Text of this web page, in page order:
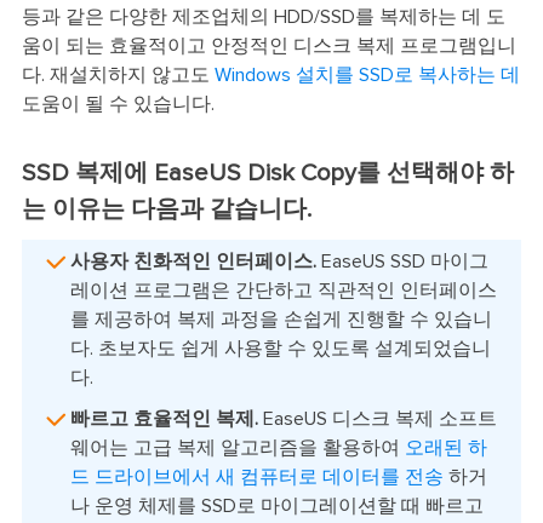
등과 같은 다양한 제조업체의 HDD/SSD를 복제하는 데 도
움이 되는 효율적이고 안정적인 디스크 복제 프로그램입니
다. 재설치하지 않고도 Windows 설치를 SSD로 복사하는 데
도움이 될 수 있습니다.
SSD 복제에 EaseUS Disk Copy를 선택해야 하
는 이유는 다음과 같습니다.
사용자 친화적인 인터페이스.EaseUS SSD 마이그
레이션 프로그램은 간단하고 직관적인 인터페이스
를 제공하여 복제 과정을 손쉽게 진행할 수 있습니
다. 초보자도 쉽게 사용할 수 있도록 설계되었습니
다.
빠르고 효율적인 복제.EaseUS 디스크 복제 소프트
웨어는 고급 복제 알고리즘을 활용하여 오래된 하
드 드라이브에서 새 컴퓨터로 데이터를 전송 하거
나 운영 체제를 SSD로 마이그레이션할 때 빠르고